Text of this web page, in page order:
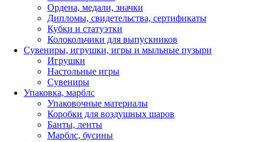
Ордена, медали, значки
Дипломы, свидетельства, сертификаты
Кубки и статуэтки
Колокольчики для выпускников
Сувениры, игрушки, игры и мыльные пузыри
Игрушки
Настольные игры
Сувениры
Упаковка, марблс
Упаковочные материалы
Коробки для воздушных шаров
Банты, ленты
Марблс, бусины